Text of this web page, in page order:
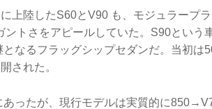
上陸したS60とV90 も、モジュラープ
ントさをアピールしていた。S90という
なるフラッグシップセダンだ。当初は
された。
あったが、現行モデルは実質的に